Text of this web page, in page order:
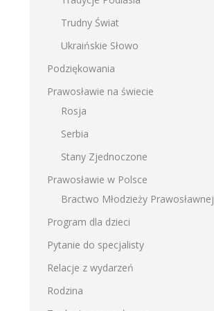
Trudny Świat
Ukraińskie Słowo
Podziękowania
Prawosławie na świecie
Rosja
Serbia
Stany Zjednoczone
Prawosławie w Polsce
Bractwo Młodzieży Prawosławnej
Program dla dzieci
Pytanie do specjalisty
Relacje z wydarzeń
Rodzina